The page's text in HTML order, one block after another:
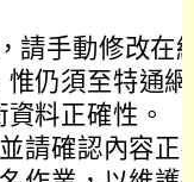
請手動修改在紙
仍須至特通網
料正確性。
請確認內容正確